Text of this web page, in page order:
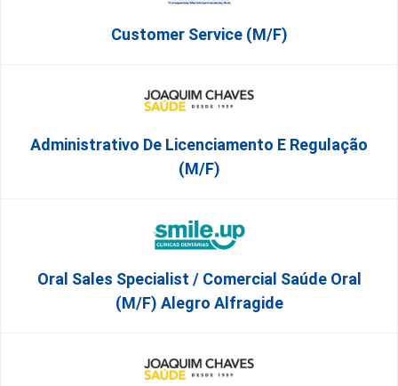
Customer Service (m/f)
Administrativo De Licenciamento E Regulação
(M/F)
Oral Sales Specialist / Comercial Saúde Oral
(M/F) Alegro Alfragide